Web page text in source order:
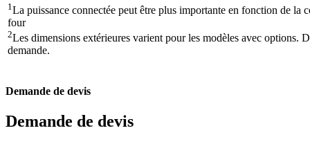
1 La puissance connectée peut être plus importante en fonction de la
four
2Les dimensions extérieures varient pour les modèles avec options.
demande.
Demande de devis
Demande de devis